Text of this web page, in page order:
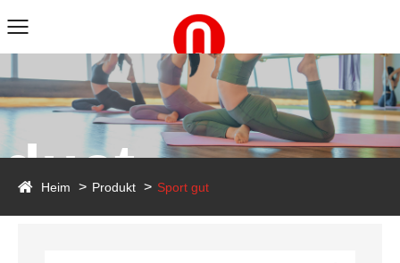
Heim Produkt Sport gut